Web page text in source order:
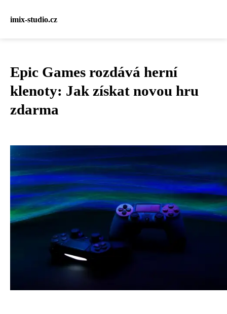
imix-studio.cz
Epic Games rozdává herní
klenoty: Jak získat novou hru
zdarma